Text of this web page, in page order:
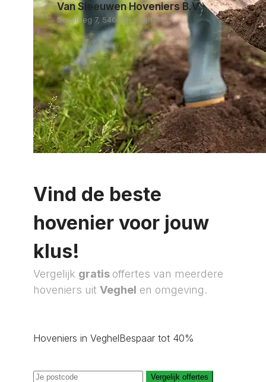
Van Sleeuwen Hoveniers B.V.
Bossteeg 7, 5464RH Veghel
Vind de beste
hovenier voor jouw
klus!
Vergelijk gratis offertes van meerdere
hoveniers uit Veghel en omgeving.
Hoveniers in VeghelBespaar tot 40%
Vergelijk offertes